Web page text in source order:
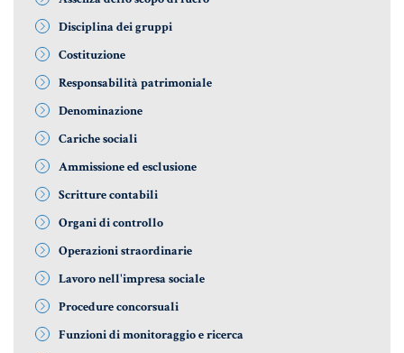
Aziende e società
AZIENDA & SOCIETÀ
CONTRATTO DI RETE
ENTI NO-PROFIT
LEASING
Materiale Giuridico
CODICE CIVILE
Disciplina dei gruppi
Costituzione
Responsabilità patrimoniale
Denominazione
Cariche sociali
Ammissione ed esclusione
Scritture contabili
Organi di controllo
Operazioni straordinarie
Lavoro nell'impresa sociale
Procedure concorsuali
Funzioni di monitoraggio e ricerca